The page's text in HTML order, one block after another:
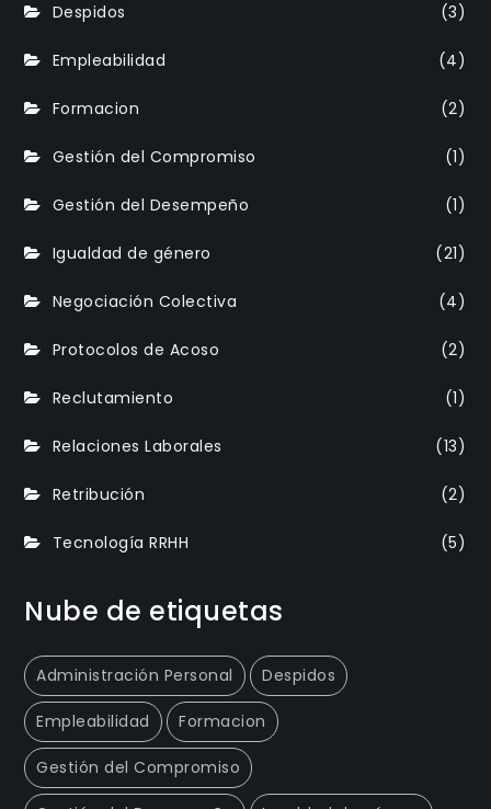
Despidos (3)
Empleabilidad (4)
Formacion (2)
Gestión del Compromiso (1)
Gestión del Desempeño (1)
Igualdad de género (21)
Negociación Colectiva (4)
Protocolos de Acoso (2)
Reclutamiento (1)
Relaciones Laborales (13)
Retribución (2)
Tecnología RRHH (5)
Nube de etiquetas
Administración Personal Despidos
Empleabilidad Formacion
Gestión del Compromiso